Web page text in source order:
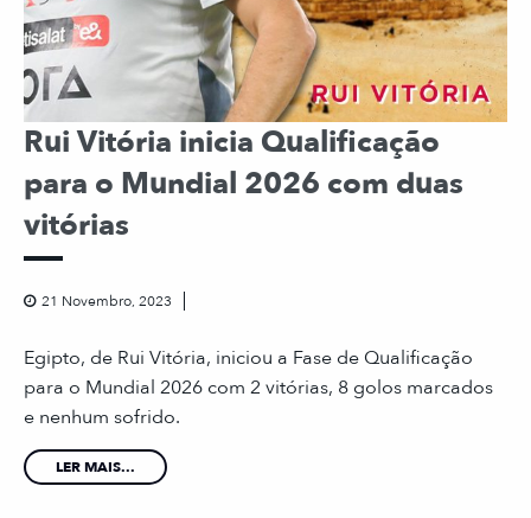
Rui Vitória inicia Qualificação
para o Mundial 2026 com duas
vitórias
21 Novembro, 2023
Egipto, de Rui Vitória, iniciou a Fase de Qualificação
para o Mundial 2026 com 2 vitórias, 8 golos marcados
e nenhum sofrido.
LER MAIS...